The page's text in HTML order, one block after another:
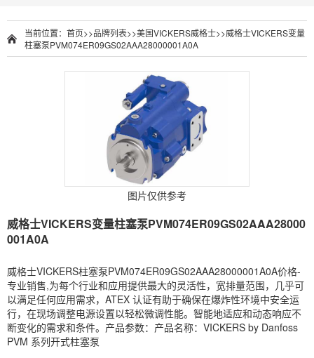
当前位置： 首页>>品牌列表>>美国VICKERS威格士>>威格士VICKERS变量
柱塞泵PVM074ER09GS02AAA28000001A0A
图片仅供参考
威格士VICKERS变量柱塞泵PVM074ER09GS02AAA28000
001A0A
威格士VICKERS柱塞泵PVM074ER09GS02AAA28000001A0A价格-
专业销售,为每个行业和应用提供最大的灵活性，宽排量范围，几乎可
以满足任何应用需求，ATEX 认证有助于确保在爆炸性环境中安全运
行，在现场调整电源设置以轻松微调性能。智能地适应和动态响应不
断变化的需求和条件。产品参数：产品名称：VICKERS by Danfoss
PVM 系列开式柱塞泵